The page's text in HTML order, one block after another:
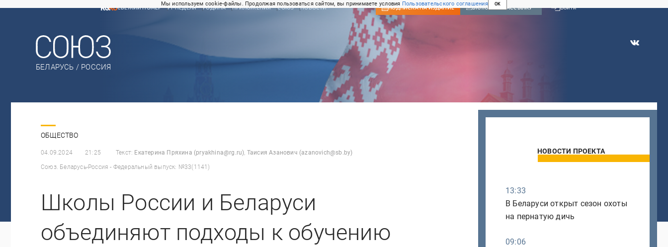
Мы используем cookie-файлы. Продолжая пользоваться сайтом, вы принимаете условия Пользовательского соглашения
OK
СВЕЖИЙ НОМЕР
РГ-НЕДЕЛЯ РОДИНА ПРИЛОЖЕНИЯ СОЮЗ НОВОСТИ ПОДПИСКА НА ИЗДАНИЕ ВКЛЮЧИТЬ РАССЫЛКУ Войти
БЕЛАРУСЬ / РОССИЯ
ОБЩЕСТВО
04.09.2024 21:25 Текст: Екатерина Пряхина (pryakhina@rg.ru), Таисия Азанович (azanovich@sb.by)
Союз. Беларусь-Россия - Федеральный выпуск: №33(1141)
Школы России и Беларуси
объединяют подходы к обучению
НОВОСТИ ПРОЕКТА
13:33
В Беларуси открыт сезон охоты
на пернатую дичь
09:06